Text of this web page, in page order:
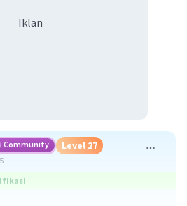
Iklan
Community Level 27